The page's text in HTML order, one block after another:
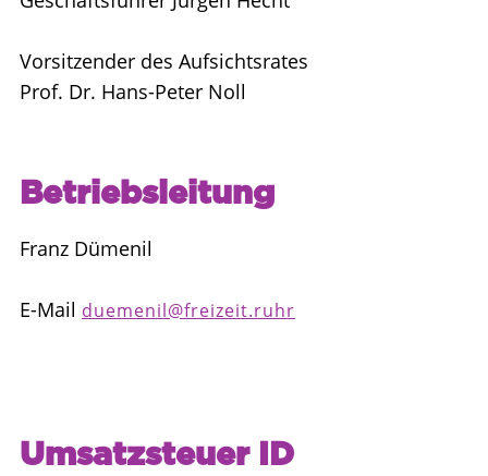
Vorsitzender des Aufsichtsrates
Prof. Dr. Hans-Peter Noll
Betriebsleitung
Franz Dümenil
E-Mail duemenil@freizeit.ruhr
Umsatzsteuer ID